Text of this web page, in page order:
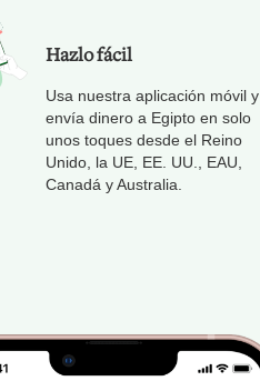
Hazlo fácil
Usa nuestra aplicación móvil y
envía dinero a Egipto en solo
unos toques desde el Reino
Unido, la UE, EE. UU., EAU,
Canadá y Australia.